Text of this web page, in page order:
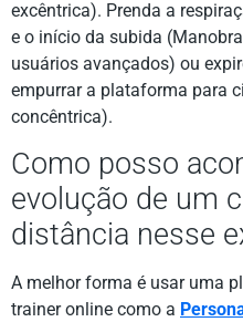
excêntrica). Prenda a
e o início da subida
usuários avançados) ou
empurrar a plataforma para
concêntrica).
Como posso
evolução de um
distância nesse
A melhor forma é usar uma
trainer online como a